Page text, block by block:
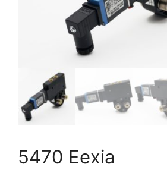
5470 Eexia